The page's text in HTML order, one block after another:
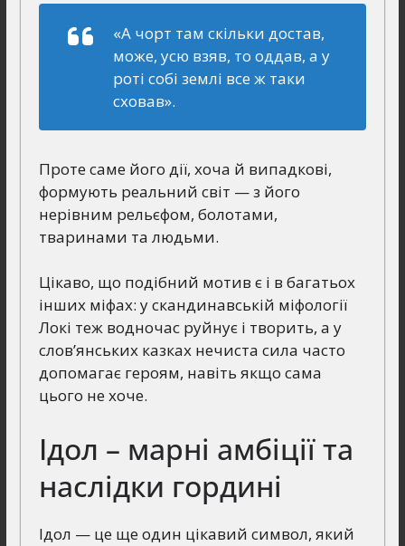
«А чорт там скільки достав,
може, усю взяв, то оддав, а у
роті собі землі все ж таки
сховав».
Проте саме його дії, хоча й випадкові,
формують реальний світ — з його
нерівним рельєфом, болотами,
тваринами та людьми.
Цікаво, що подібний мотив є і в багатьох
інших міфах: у скандинавській міфології
Локі теж водночас руйнує і творить, а у
слов’янських казках нечиста сила часто
допомагає героям, навіть якщо сама
цього не хоче.
Ідол – марні амбіції та
наслідки гордині
Ідол — це ще один цікавий символ, який